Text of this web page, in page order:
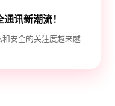
讯新潮流！
安全的关注度越来越